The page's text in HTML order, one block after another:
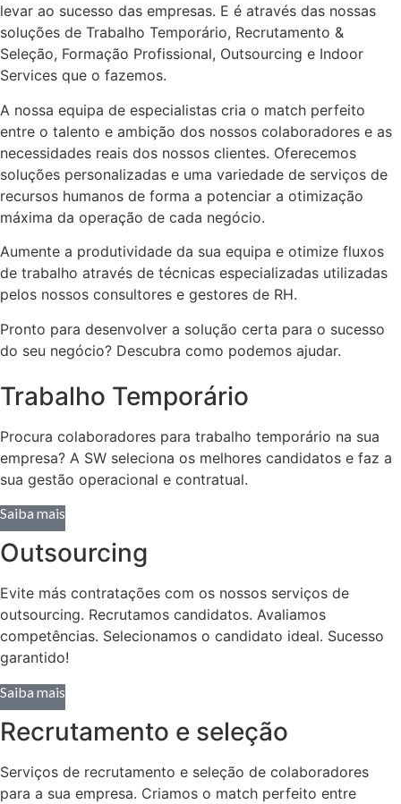
levar ao sucesso das empresas. E é através das nossas
soluções de Trabalho Temporário, Recrutamento &
Seleção, Formação Profissional, Outsourcing e Indoor
Services que o fazemos.
A nossa equipa de especialistas cria o match perfeito
entre o talento e ambição dos nossos colaboradores e as
necessidades reais dos nossos clientes. Oferecemos
soluções personalizadas e uma variedade de serviços de
recursos humanos de forma a potenciar a otimização
máxima da operação de cada negócio.
Aumente a produtividade da sua equipa e otimize fluxos
de trabalho através de técnicas especializadas utilizadas
pelos nossos consultores e gestores de RH.
Pronto para desenvolver a solução certa para o sucesso
do seu negócio? Descubra como podemos ajudar.
Trabalho Temporário
Procura colaboradores para trabalho temporário na sua
empresa? A SW seleciona os melhores candidatos e faz a
sua gestão operacional e contratual.
Saiba mais
Outsourcing
Evite más contratações com os nossos serviços de
outsourcing. Recrutamos candidatos. Avaliamos
competências. Selecionamos o candidato ideal. Sucesso
garantido!
Saiba mais
Recrutamento e seleção
Serviços de recrutamento e seleção de colaboradores
para a sua empresa. Criamos o match perfeito entre